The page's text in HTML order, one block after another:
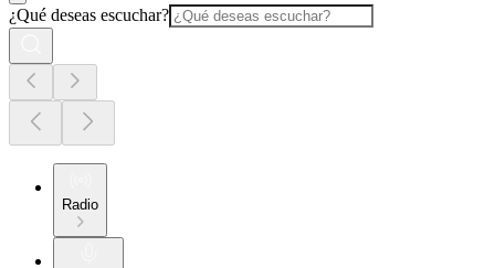
¿Qué deseas escuchar?
Radio